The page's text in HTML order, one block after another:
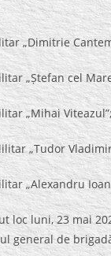
„Dimitrie
„Ștefan cel
„Mihai Viteazul”;
„Tudor
„Alexandru Ioan
loc luni, 23 mai
general de